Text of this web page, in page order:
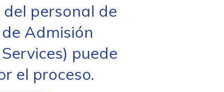
personal de
Admisión
puede
el proceso.